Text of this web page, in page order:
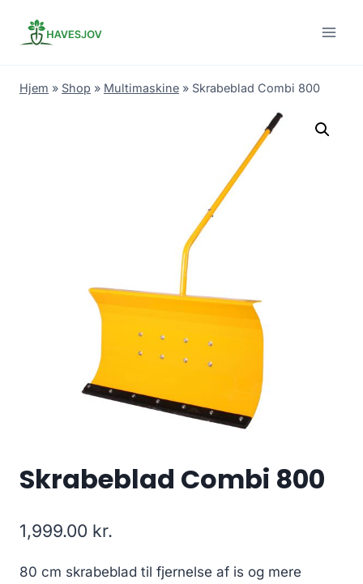
Hjem » Shop » Multimaskine » Skrabeblad Combi 800
Skrabeblad Combi 800
1,999.00 kr.
80 cm skrabeblad til fjernelse af is og mere